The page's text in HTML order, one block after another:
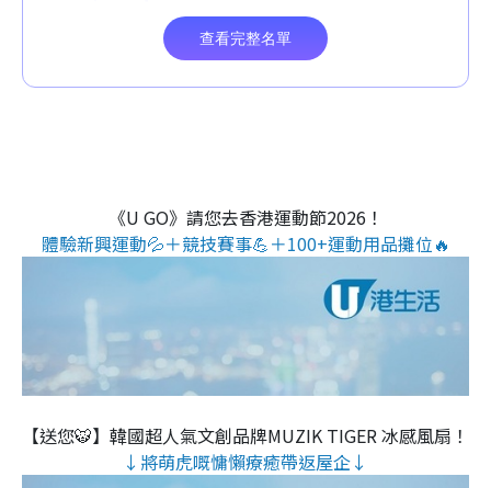
《U GO》請您去香港運動節2026！
體驗新興運動💦＋競技賽事💪＋100+運動用品攤位🔥
【送您🐯】韓國超人氣文創品牌MUZIK TIGER 冰感風扇！
↓將萌虎嘅慵懶療癒帶返屋企↓